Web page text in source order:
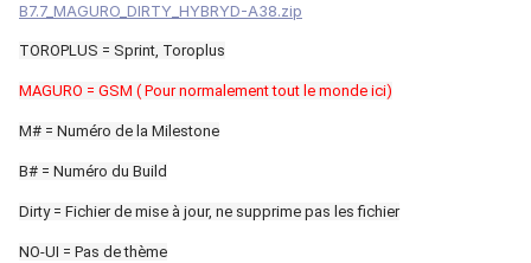
B7.7_MAGURO_DIRTY_HYBRYD-A38.zip
TOROPLUS = Sprint, Toroplus
MAGURO = GSM ( Pour normalement tout le monde ici)
M# = Numéro de la Milestone
B# = Numéro du Build
Dirty = Fichier de mise à jour, ne supprime pas les fichier
NO-UI = Pas de thème